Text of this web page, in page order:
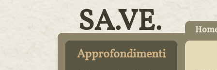
SA.VE.
Approfondimenti